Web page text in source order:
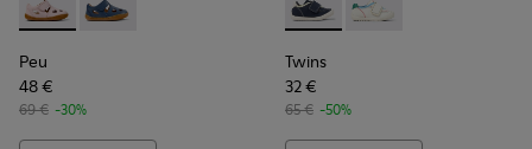
Peu - K800665-002 - Geschlossene Ledersandalen in Pink
Peu - K800665-001 - Geschlossene Sandalen aus
Peu
48 €
69 € -30%
Twins - K800682-004 -
Twins - K800682-
Twins
32 €
65 € -50%